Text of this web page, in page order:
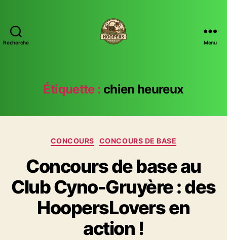
Recherche Menu
Étiquette : chien heureux
Catégories
CONCOURS CONCOURS DE BASE
Concours de base au
Club Cyno-Gruyère : des
HoopersLovers en
action !